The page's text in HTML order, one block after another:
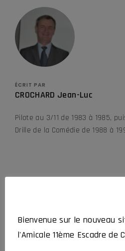
ÉCRIT PAR
CROCHARD Jean-Luc
Pilote au 3/11 de 1983 à 1985,
Drille de la Comédie de 1988 à
Bienvenue sur le nouveau
l'Amicale 11ème Escadre de